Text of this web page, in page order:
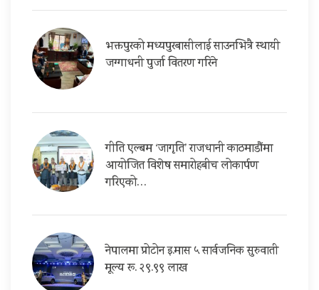
भक्तपुरको मध्यपुरबासीलाई साउनभित्रै स्थायी
जग्गाधनी पुर्जा वितरण गरिने
गीति एल्बम ‘जागृति’ राजधानी काठमाडौंमा
आयोजित विशेष समारोहबीच लोकार्पण
गरिएको…
नेपालमा प्रोटोन इ.मास ५ सार्वजनिक सुरुवाती
मूल्य रू. २९.९९ लाख